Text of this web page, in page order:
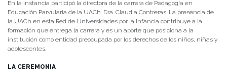
En la instancia participó la directora de la carrera de Pedagogía en
Educación Parvularia de la UACh. Dra. Claudia Contreras. La presencia de
la UACh en esta Red de Universidades por la Infancia contribuye a la
formación que entrega la carrera y es un aporte que posiciona a la
institución como entidad preocupada por los derechos de los niños, niñas y
adolescentes.
LA CEREMONIA